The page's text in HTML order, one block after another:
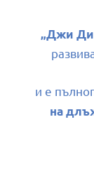
„Джи
и е
на